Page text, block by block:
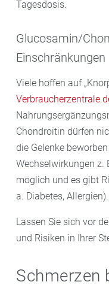
Tagesdosis.
Glucosamin/
Einschränkungen
Viele hoffen auf
Chondroitin dürfen
die Gelenke
Wechselwirkungen z.
möglich und es gibt
a. Diabetes, Allergien).
Lassen Sie sich vor
und Risiken in Ihrer
Schmerzen